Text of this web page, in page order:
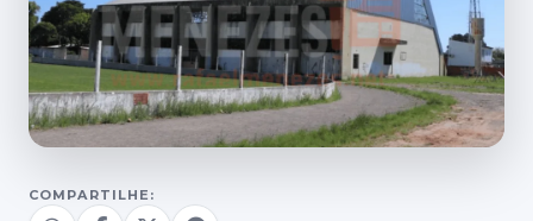
COMPARTILHE: